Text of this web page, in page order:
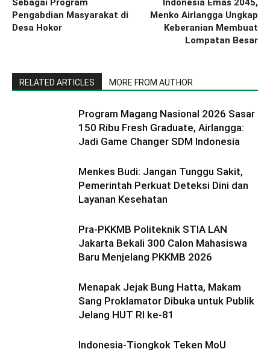
Sebagai Program
Pengabdian Masyarakat di
Desa Hokor
Indonesia Emas 2045,
Menko Airlangga Ungkap
Keberanian Membuat
Lompatan Besar
RELATED ARTICLES MORE FROM AUTHOR
Program Magang Nasional 2026 Sasar
150 Ribu Fresh Graduate, Airlangga:
Jadi Game Changer SDM Indonesia
Menkes Budi: Jangan Tunggu Sakit,
Pemerintah Perkuat Deteksi Dini dan
Layanan Kesehatan
Pra-PKKMB Politeknik STIA LAN
Jakarta Bekali 300 Calon Mahasiswa
Baru Menjelang PKKMB 2026
Menapak Jejak Bung Hatta, Makam
Sang Proklamator Dibuka untuk Publik
Jelang HUT RI ke-81
Indonesia-Tiongkok Teken MoU